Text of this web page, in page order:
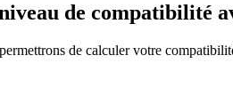
de compatibilité
de calculer votre